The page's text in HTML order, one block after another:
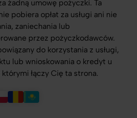
żadną umowę pożyczki. Ta
pobiera opłat za usługi ani nie
zaniechania lub
przez pożyczkodawców.
do korzystania z usługi,
lub wnioskowania o kredyt u
łączy Cię ta strona.